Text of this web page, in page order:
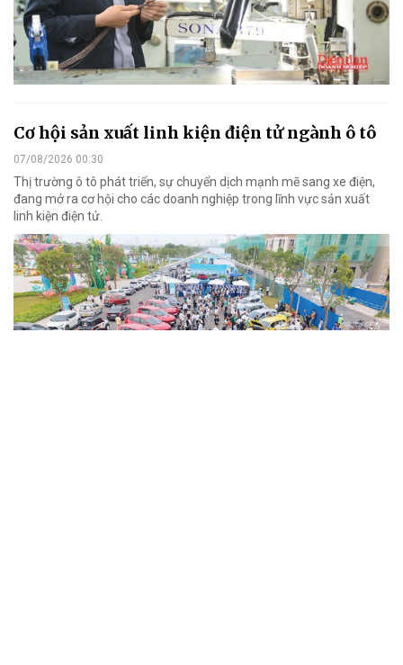
Cơ hội sản xuất linh kiện điện tử ngành ô tô
07/08/2026 00:30
Thị trường ô tô phát triển, sự chuyển dịch mạnh mẽ sang xe điện,
đang mở ra cơ hội cho các doanh nghiệp trong lĩnh vực sản xuất
linh kiện điện tử.